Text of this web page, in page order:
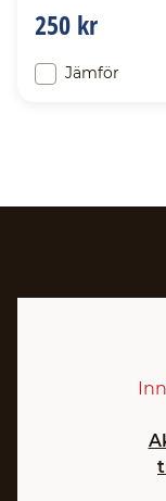
250 kr
Jämför